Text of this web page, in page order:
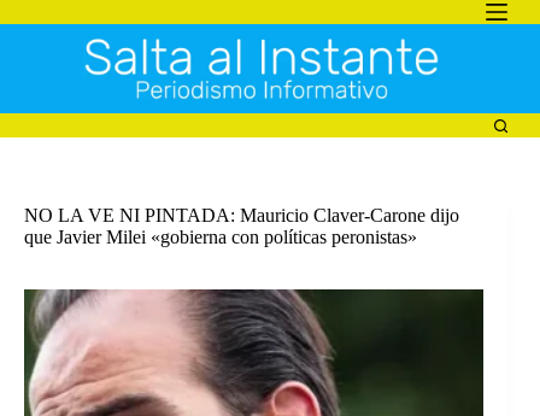
al
NO LA VE NI PINTADA: Mauricio Claver-Carone dijo
que Javier Milei «gobierna con políticas peronistas»